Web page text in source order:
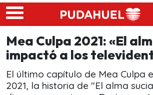
Skip to main content
Mea Culpa 2021: «El
impactó a los
El último capítulo de Mea Culpa
2021, la historia de "El alma